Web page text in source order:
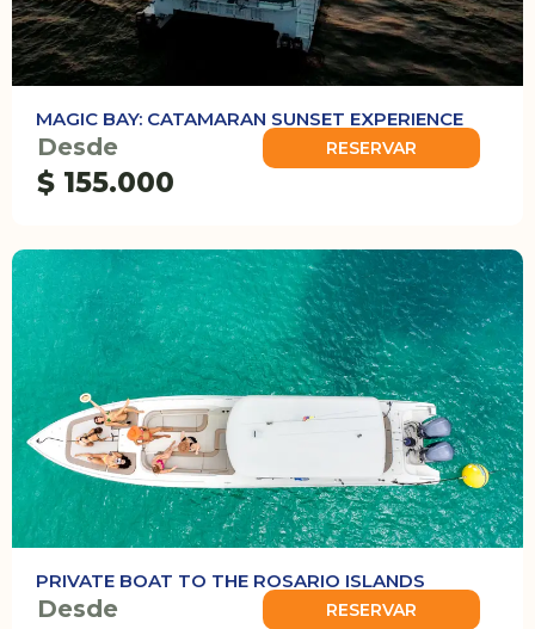
MAGIC BAY: CATAMARAN SUNSET EXPERIENCE
Desde
$ 155.000
RESERVAR
PRIVATE BOAT TO THE ROSARIO ISLANDS
Desde RESERVAR